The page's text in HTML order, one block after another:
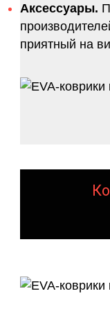
Аксессуары.
приятный на